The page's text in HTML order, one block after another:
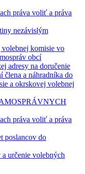
práva voliť a práva
nezávislým
komisie vo
obcí
adresy na doručenie
člena a náhradníka do
a okrskovej volebnej
práva voliť a práva
poslancov do
určenie volebných